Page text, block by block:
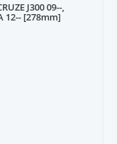
J300 09--,
12-- [278mm]